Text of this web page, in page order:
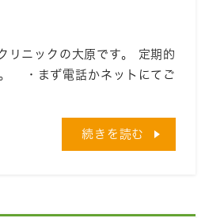
ニックの大原です。 定期的
・まず電話かネットにてご
続きを読む